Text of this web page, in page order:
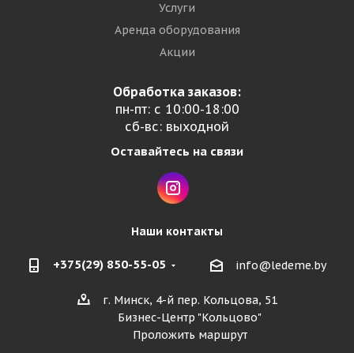
Услуги
Аренда оборудования
Акции
Обработка заказов:
пн-пт: с 10:00-18:00
сб-вс: выходной
Оставайтесь на связи
Наши контакты
+375(29) 850-55-05 info@ledeme.by
г. Минск, 4-й пер. Кольцова, 51
Бизнес-Центр "Кольцово"
Проложить маршрут